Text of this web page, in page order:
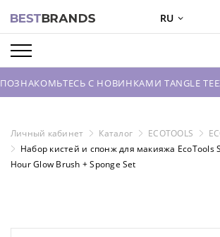
RU
С НОВИНКАМИ TANGLE TEEZER,
Личный кабинет Каталог ECOTOOLS
Набор кистей и спонж для макияжа EcoTools
Hour Glow Brush + Sponge Set
О БРЕНДАХ
КАТАЛОГ
О КОМПАНИИ
ОПТОВЫЕ ПРОДАЖИ
ВХОД ДЛЯ ПАРТНЕРОВ